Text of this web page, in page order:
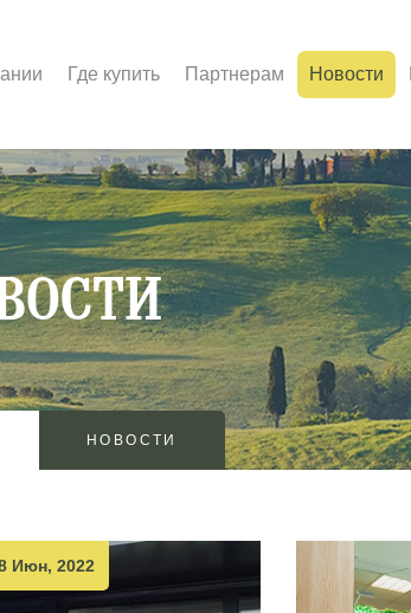
Где купить Партнерам Новости
НОВОСТИ
Июн, 2022